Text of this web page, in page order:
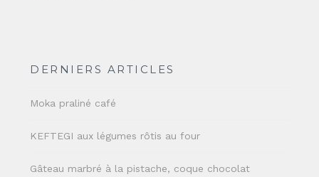
DERNIERS ARTICLES
Moka praliné café
KEFTEGI aux légumes rôtis au four
Gâteau marbré à la pistache, coque chocolat